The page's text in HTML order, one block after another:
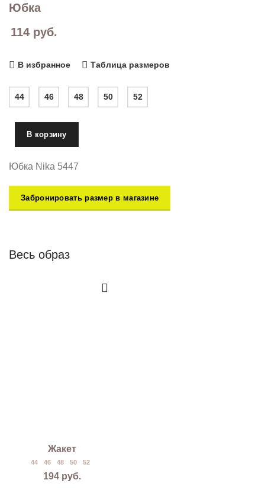
Юбка
114 руб.
В избранное Таблица размеров
44 46 48 50 52
В корзину
Юбка Nika 5447
Забронировать размер в магазине
Весь образ
Жакет
44 46 48 50 52
194 руб.